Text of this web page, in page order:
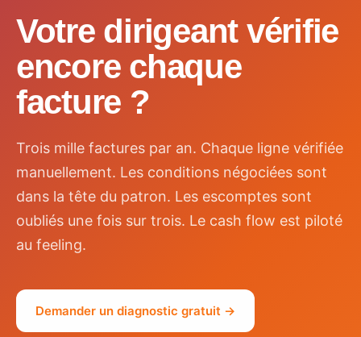
Votre dirigeant vérifie
encore chaque
facture ?
Trois mille factures par an. Chaque ligne vérifiée
manuellement. Les conditions négociées sont
dans la tête du patron. Les escomptes sont
oubliés une fois sur trois. Le cash flow est piloté
au feeling.
Demander un diagnostic gratuit →